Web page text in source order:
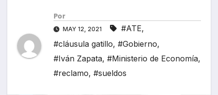
Por
MAY 12, 2021 #ATE,
#cláusula gatillo, #Gobierno,
#Iván Zapata, #Ministerio de Economía,
#reclamo, #sueldos